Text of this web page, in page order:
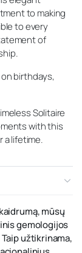
to making
to every
of
birthdays,
Solitaire
with this
a lifetime.
mūsų
gemologijos
užtikrinama,